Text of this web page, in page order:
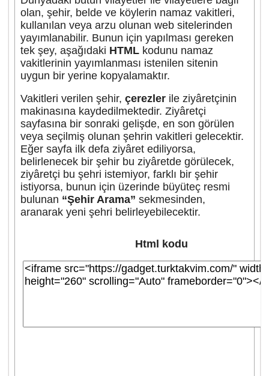
olan, şehir, belde ve köylerin namaz vakitleri,
kullanılan veya arzu olunan web sitelerinden
yayımlanabilir. Bunun için yapılması gereken
tek şey, aşağıdaki HTMLkodunu namaz
vakitlerinin yayımlanması istenilen sitenin
uygun bir yerine kopyalamaktır.
Vakitleri verilen şehir, çerezlerile ziyâretçinin
makinasına kaydedilmektedir. Ziyâretçi
sayfasına bir sonraki gelişde, en son görülen
veya seçilmiş olunan şehrin vakitleri gelecektir.
Eğer sayfa ilk defa ziyâret ediliyorsa,
belirlenecek bir şehir bu ziyâretde görülecek,
ziyâretçi bu şehri istemiyor, farklı bir şehir
istiyorsa, bunun için üzerinde büyüteç resmi
bulunan “Şehir Arama” sekmesinden,
aranarak yeni şehri belirleyebilecektir.
Html kodu